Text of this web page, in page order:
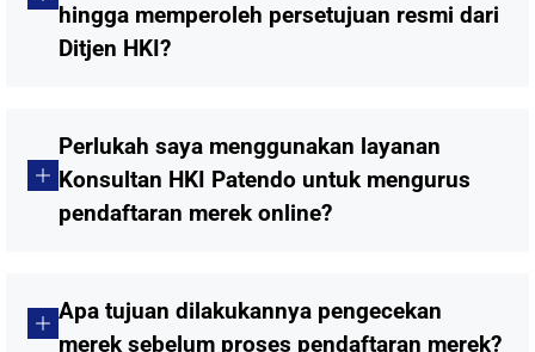
hingga memperoleh persetujuan resmi dari
Ditjen HKI?
Perlukah saya menggunakan layanan
Konsultan HKI Patendo untuk mengurus
pendaftaran merek online?
Apa tujuan dilakukannya pengecekan
merek sebelum proses pendaftaran merek?